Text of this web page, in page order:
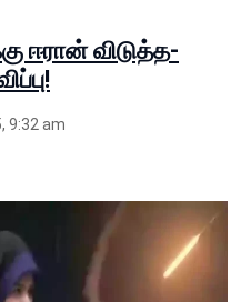
ஈரான் விடுத்த-
9:32 am